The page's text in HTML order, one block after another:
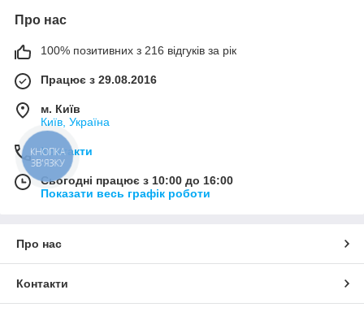
Про нас
100% позитивних з 216 відгуків за рік
Працює з 29.08.2016
м. Київ
Київ, Україна
Контакти
Сьогодні працює з 10:00 до 16:00
Показати весь графік роботи
Про нас
Контакти
КНОПКА
ЗВ'ЯЗКУ